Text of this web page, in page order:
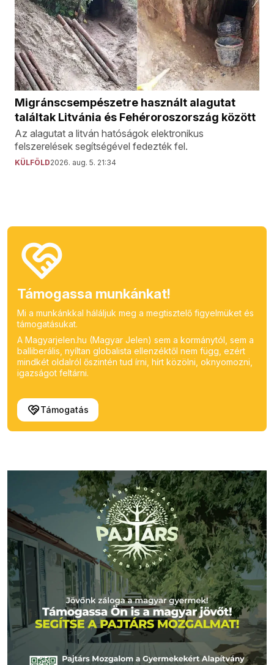
Migránscsempészetre használt alagutat
találtak Litvánia és Fehéroroszország között
Az alagutat a litván hatóságok elektronikus
felszerelések segítségével fedezték fel.
KÜLFÖLD2026. aug. 5. 21:34
Támogassa munkánkat!
Mi a munkánkkal háláljuk meg a megtisztelő figyelmüket és
támogatásukat.
A Magyarjelen.hu (Magyar Jelen) sem a kormánytól, sem a
balliberális, nyíltan globalista ellenzéktől nem függ, ezért
mindkét oldalról őszintén tud írni, hírt közölni, oknyomozni,
igazságot feltárni.
Támogatás